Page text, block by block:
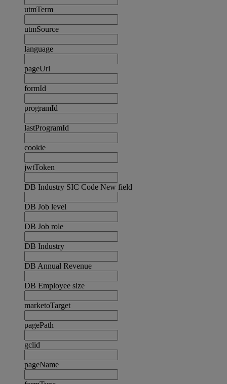
utmTerm
utmSource
language
pageUrl
formId
programId
lastProgramId
cookie
jwtToken
DB Industry SIC Code New field
DB Job level
DB Job role
DB Industry
DB Annual Revenue
DB Employee size
marketoTarget
pagePath
gclid
pageName